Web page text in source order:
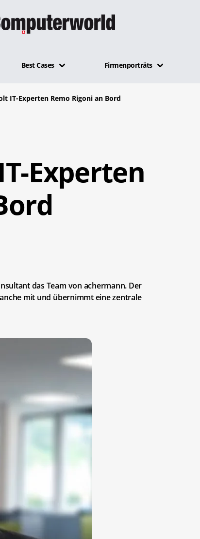
Best Cases Firmenporträts
IT-Experten Remo Rigoni an Bord
Experten
das Team von achermann. Der
mit und übernimmt eine zentrale